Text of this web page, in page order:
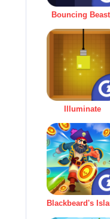
Bouncing
Illuminate
Blackbeard's